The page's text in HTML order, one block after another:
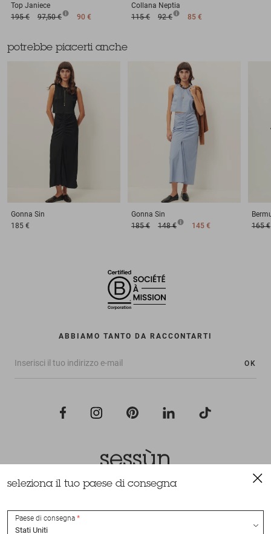
Top Janiece
195 €
97,50 € 90 €
Collana Neptia
115 €
92 € 85 €
potrebbe piacerti anche
Gonna Sin
185 €
Gonna Sin
185 €
148 € 145 €
165 €
ABBIAMO TANTO DA RACCONTARTI
OK
Tutti i diritti riservati Sessùn 2022
seleziona il tuo paese di consegna
Paese di consegna